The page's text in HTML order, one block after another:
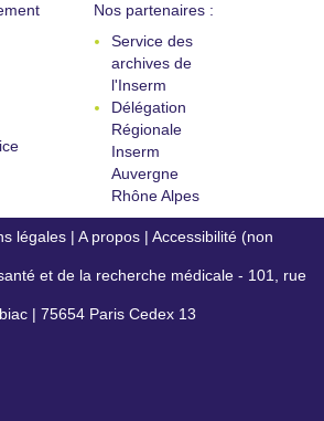
Nos partenaires :
Service des
archives de
l'Inserm
Délégation
Régionale
Inserm
Auvergne
Rhône Alpes
légales | A propos | Accessibilité (non
conforme)
et de la recherche médicale - 101, rue
| 75654 Paris Cedex 13